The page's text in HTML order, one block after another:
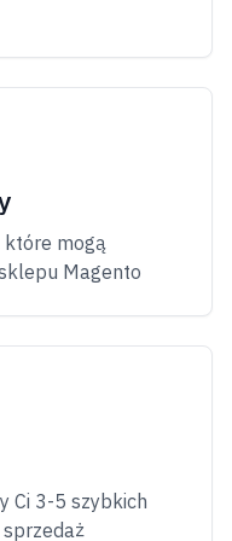
które mogą
Magento
Ci 3-5 szybkich